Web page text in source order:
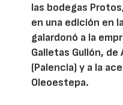
las bodegas
en una edición en
galardonó a la
Galletas Gullón, de
(Palencia) y a la
Oleoestepa.